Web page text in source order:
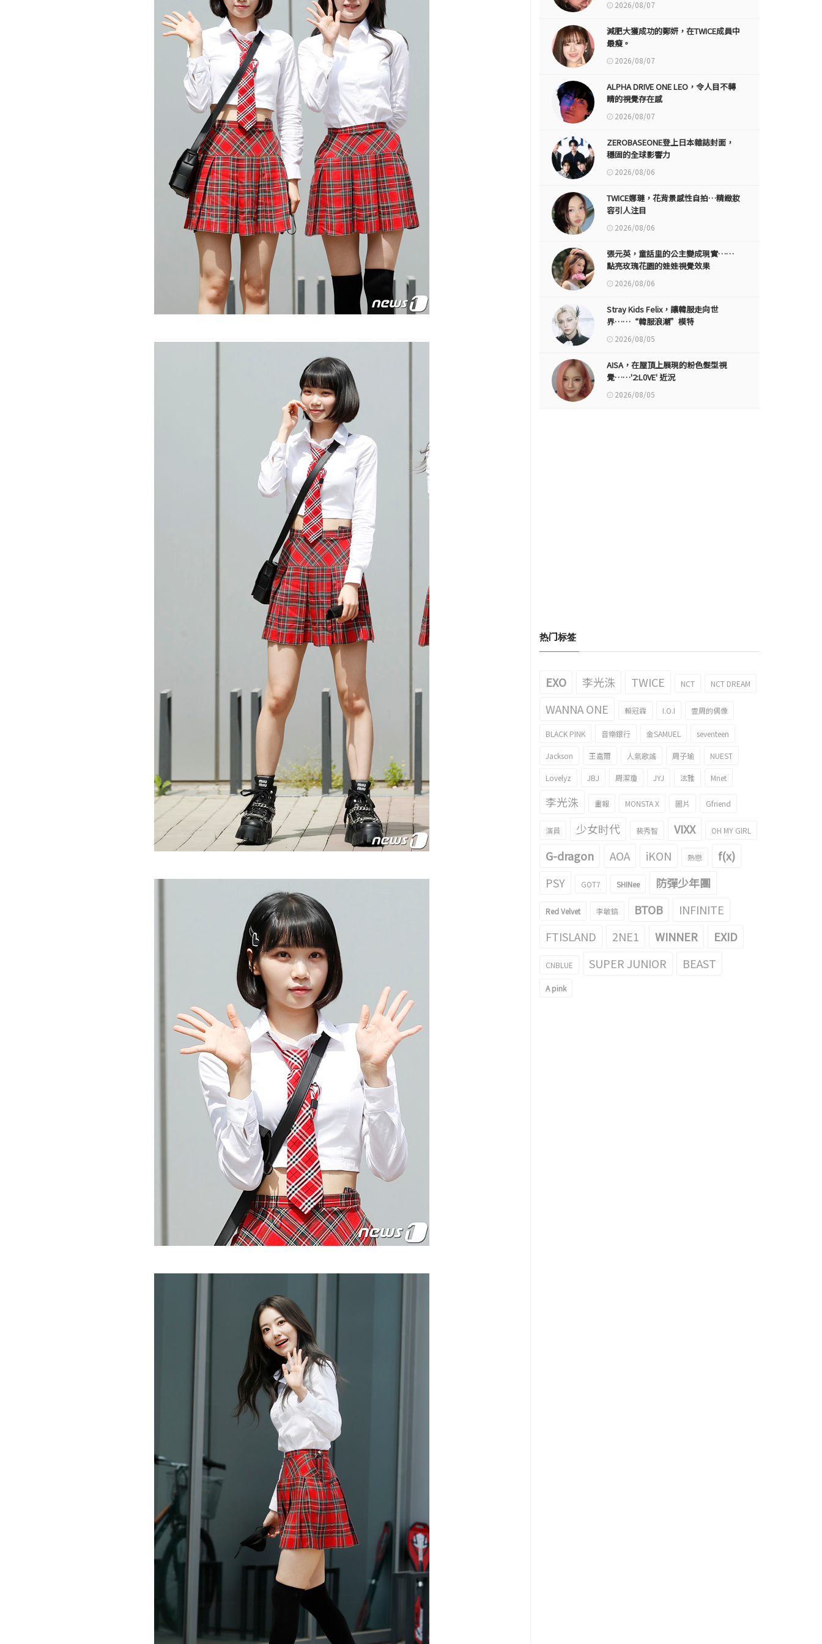
2026/08/07
減肥大獲成功的鄭妍，在TWICE成員中
最瘦。
2026/08/07
ALPHA DRIVE ONE LEO，令人目不轉
睛的視覺存在感
2026/08/07
ZEROBASEONE登上日本雜誌封面，
穩固的全球影響力
2026/08/06
TWICE娜璉，花背景感性自拍…精緻妝
容引人注目
2026/08/06
張元英，童話里的公主變成現實……
點亮玫瑰花園的娃娃視覺效果
2026/08/06
Stray Kids Felix，讓韓服走向世
界……“韓服浪潮”模特
2026/08/05
AISA，在屋頂上展現的粉色髮型視
覺……'2:L0VE' 近況
2026/08/05
热门标签
EXO 李光洙 TWICE NCT NCT DREAM
WANNA ONE 賴冠霖 I.O.I 壹周的偶像
BLACK PINK 音樂銀行 金SAMUEL seventeen
Jackson 王嘉爾 人氣歌謠 周子瑜 NUEST
Lovelyz JBJ 周潔瓊 JYJ 泫雅 Mnet
李光洙 畫報 MONSTA X 圖片 Gfriend
演員 少女时代 裴秀智 VIXX OH MY GIRL
G-dragon AOA iKON 熱戀
f(x)
PSY
GOT7 SHINee 防彈少年團
Red Velvet 李敏鎬 BTOB
INFINITE
FTISLAND
2NE1 WINNER EXID
CNBLUE SUPER JUNIOR BEAST
A pink